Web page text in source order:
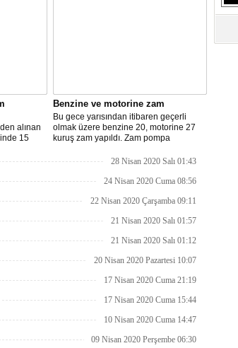
alınan
15
Benzine ve motorine zam
Bu gece yarısından itibaren geçerli
olmak üzere benzine 20, motorine 27
kuruş zam yapıldı. Zam pompa
28 Nisan 2020 Salı 01:43
24 Nisan 2020 Cuma 08:56
22 Nisan 2020 Çarşamba 09:11
21 Nisan 2020 Salı 01:57
21 Nisan 2020 Salı 01:12
20 Nisan 2020 Pazartesi 10:07
17 Nisan 2020 Cuma 21:19
17 Nisan 2020 Cuma 15:44
10 Nisan 2020 Cuma 14:47
09 Nisan 2020 Perşembe 06:30